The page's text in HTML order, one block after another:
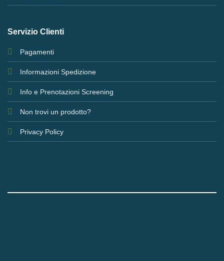
Servizio Clienti
Pagamenti
Informazioni Spedizione
Info e Prenotazioni Screening
Non trovi un prodotto?
Privacy Policy